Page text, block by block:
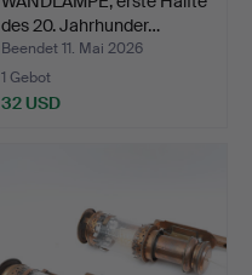
des 20. Jahrhunder…
Beendet 11. Mai 2026
1 Gebot
32 USD